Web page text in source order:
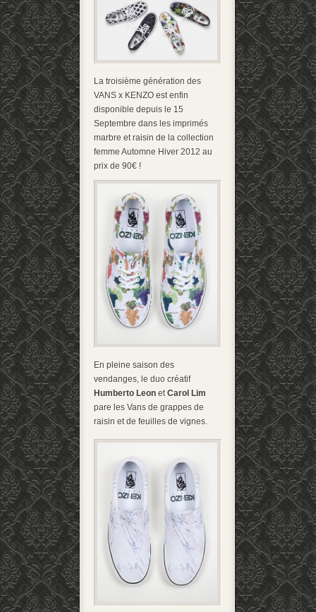
La troisième génération des
VANS x KENZO est enfin
disponible depuis le 15
Septembre dans les imprimés
marbre et raisin de la collection
femme Automne Hiver 2012 au
prix de 90€ !
En pleine saison des
vendanges, le duo créatif
Humberto Leon etCarol Lim
pare les Vans de grappes de
raisin et de feuilles de vignes.